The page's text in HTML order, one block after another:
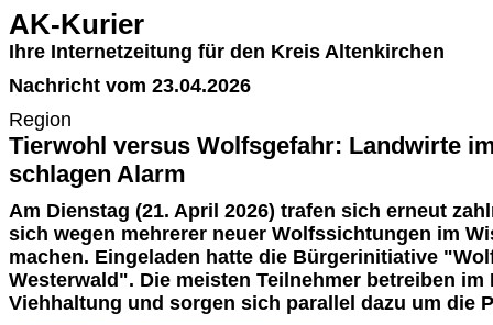
AK-Kurier
Ihre Internetzeitung für den Kreis Altenkirchen
Nachricht vom 23.04.2026
Region
Tierwohl versus Wolfsgefahr: Landwirte
schlagen Alarm
Am Dienstag (21. April 2026) trafen sich erneut
sich wegen mehrerer neuer Wolfssichtungen im
machen. Eingeladen hatte die Bürgerinitiative
Westerwald". Die meisten Teilnehmer betreiben im
Viehhaltung und sorgen sich parallel dazu um die